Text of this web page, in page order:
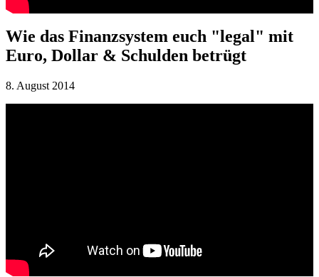
Wie das Finanzsystem euch "legal" mit
Euro, Dollar & Schulden betrügt
8. August 2014